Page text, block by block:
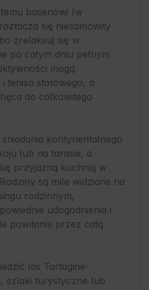
basenowi (w
się niesamowity
zrelaksuj się w
po całym dniu pełnym
mogą
tenisa stołowego, a
do całkowitego
kontynentalnego
lub na tarasie, a
przyjazną kuchnią w
są mile widziane na
rodzinnym,
udogodnienia i
powitanie przez całą
las Tartagine-
szlaki turystyczne lub